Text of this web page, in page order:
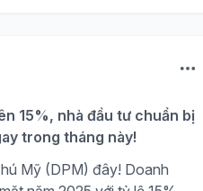
15%, nhà đầu tư chuẩn bị
trong tháng này!
Mỹ (DPM) đây! Doanh